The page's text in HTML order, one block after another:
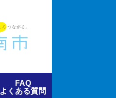
FAQ
よくある質問